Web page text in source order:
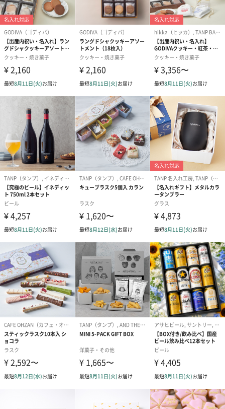
あまおう苺＆ミルクチョコレート
あまおう苺46%使用（苺中）
あまおう苺＆ホワイトチョコレート
あまおう苺58%使用（苺中）
あまおう苺ラングドシャクッキー ホワイトチョコレート
(4枚入り)
「あまおう苺＆ホワイトチョコレート」を4枚詰めました。ラング
ドシャのサクッとした口あたりと、風味豊かなチョコレートのハ
ーモニーをお楽しみください。
あまおう苺＆ホワイトチョコレートクッキー（4枚）
あまおう苺パウダーを練りこんだ甘酸っぱいホワイトチョコレー
トを、ホワイトチョコレートパウダーを混ぜこんだラングドシャ
生地でサンドしたクッキー。ラングドシャ生地に入ったストロベ
リーチップが食感のアクセントに。
＊福岡県産あまおう苺58％使用（苺中）
苺のイラストをちりばめ、華やかなデザインに仕上げました。こ
の時期ならではのギフトにぴったり。